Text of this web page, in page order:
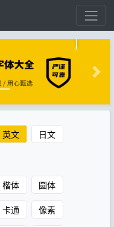
英文 日文
楷体 圆体
卡通 像素